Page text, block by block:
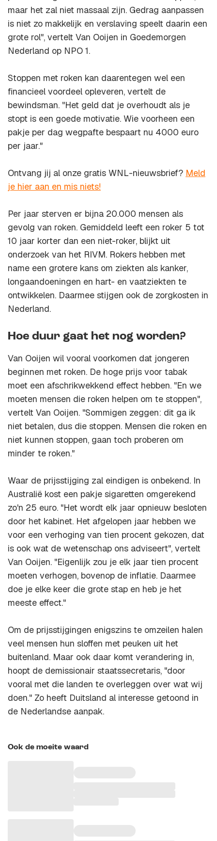
maar het zal niet massaal zijn. Gedrag aanpassen
is niet zo makkelijk en verslaving speelt daarin een
grote rol", vertelt Van Ooijen in Goedemorgen
Nederland op NPO 1.
Stoppen met roken kan daarentegen wel een
financieel voordeel opleveren, vertelt de
bewindsman. "Het geld dat je overhoudt als je
stopt is een goede motivatie. Wie voorheen een
pakje per dag wegpafte bespaart nu 4000 euro
per jaar."
Ontvang jij al onze gratis WNL-nieuwsbrief? Meld
je hier aan en mis niets!
Per jaar sterven er bijna 20.000 mensen als
gevolg van roken. Gemiddeld leeft een roker 5 tot
10 jaar korter dan een niet-roker, blijkt uit
onderzoek van het RIVM. Rokers hebben met
name een grotere kans om ziekten als kanker,
longaandoeningen en hart- en vaatziekten te
ontwikkelen. Daarmee stijgen ook de zorgkosten in
Nederland.
Hoe duur gaat het nog worden?
Van Ooijen wil vooral voorkomen dat jongeren
beginnen met roken. De hoge prijs voor tabak
moet een afschrikwekkend effect hebben. "En we
moeten mensen die roken helpen om te stoppen",
vertelt Van Ooijen. "Sommigen zeggen: dit ga ik
niet betalen, dus die stoppen. Mensen die roken en
niet kunnen stoppen, gaan toch proberen om
minder te roken."
Waar de prijsstijging zal eindigen is onbekend. In
Australië kost een pakje sigaretten omgerekend
zo'n 25 euro. "Het wordt elk jaar opnieuw besloten
door het kabinet. Het afgelopen jaar hebben we
voor een verhoging van tien procent gekozen, dat
is ook wat de wetenschap ons adviseert", vertelt
Van Ooijen. "Eigenlijk zou je elk jaar tien procent
moeten verhogen, bovenop de inflatie. Daarmee
doe je elke keer die grote stap en heb je het
meeste effect."
Om de prijsstijgingen enigszins te omzeilen halen
veel mensen hun sloffen met peuken uit het
buitenland. Maar ook daar komt verandering in,
hoopt de demissionair staatssecretaris, "door
vooral met die landen te overleggen over wat wij
doen." Zo heeft Duitsland al interesse getoond in
de Nederlandse aanpak.
Ook de moeite waard